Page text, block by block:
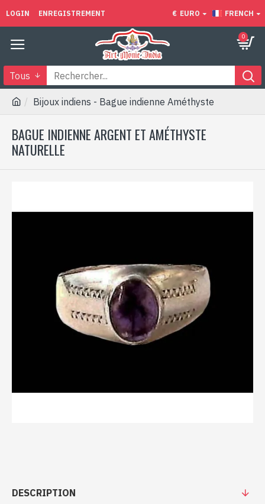
LOGIN ENREGISTREMENT € EURO FRENCH
0
Tous
Bijoux indiens - Bague indienne Améthyste
BAGUE INDIENNE ARGENT ET AMÉTHYSTE
NATURELLE
DESCRIPTION